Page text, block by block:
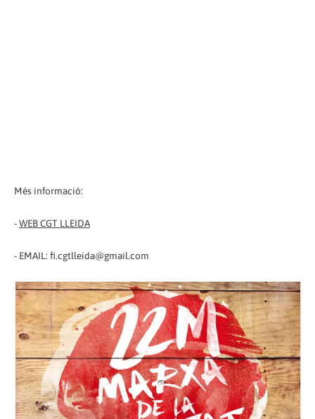
Més informació:
-WEB CGT LLEIDA
- EMAIL: fi.cgtlleida@gmail.com